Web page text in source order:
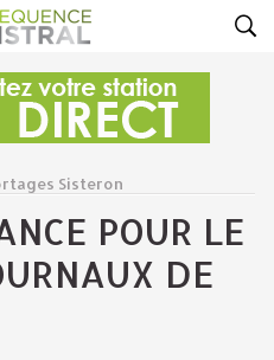
Sisteron
POUR LE
DE